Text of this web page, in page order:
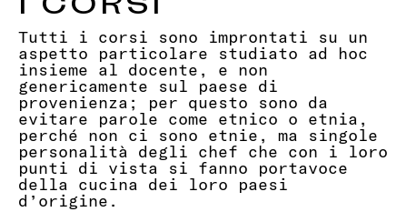
Tutti i corsi sono improntati su un
aspetto particolare studiato ad hoc
insieme al docente, e non
genericamente sul paese di
provenienza; per questo sono da
evitare parole come etnico o etnia,
perché non ci sono etnie, ma singole
personalità degli chef che con i loro
punti di vista si fanno portavoce
della cucina dei loro paesi
d’origine.